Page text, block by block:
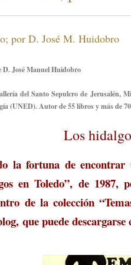
por D. José M. Huidobro
D. José Manuel Huidobro
del Santo Sepulcro de Jerusalén,
(UNED). Autor de 55 libros y más de
Los
la fortuna de
en Toledo”, de
de la colección
que puede